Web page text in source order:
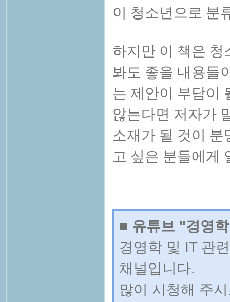
이 청소년으로 분
하지만 이 책은
봐도 좋을 내용들
는 제안이 부담이
않는다면 저자가
소재가 될 것이
고 싶은 분들에게
■ 유튜브 "경영
경영학 및 IT 관
채널입니다.
많이 시청해 주